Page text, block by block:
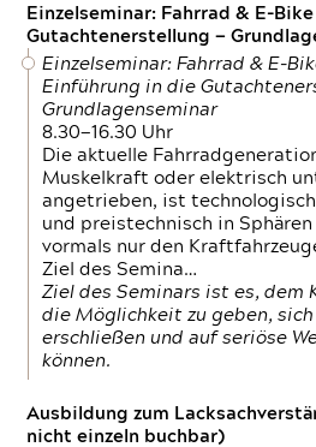
Einzelseminar: Fahrrad & E-
Gutachtenerstellung —
Einzelseminar: Fahrrad & E-
Einführung in die
Grundlagenseminar
8.30—16.30 Uhr
Die aktuelle
Muskelkraft oder elektrisch
angetrieben, ist
und preistechnisch in
vormals nur den
Ziel des Semina…
Ziel des Seminars ist es, dem
die Möglichkeit zu geben,
erschließen und auf seriöse
können.
Ausbildung zum
nicht einzeln buchbar)